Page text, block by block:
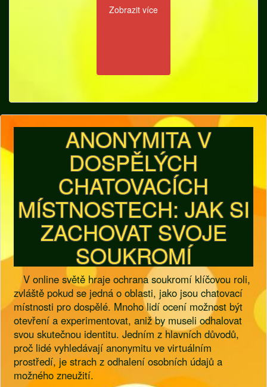
Zobrazit více
ANONYMITA V
DOSPĚLÝCH
CHATOVACÍCH
MÍSTNOSTECH: JAK SI
ZACHOVAT SVOJE
SOUKROMÍ
V online světě hraje ochrana soukromí klíčovou roli,
zvláště pokud se jedná o oblasti, jako jsou chatovací
místnosti pro dospělé. Mnoho lidí ocení možnost být
otevření a experimentovat, aniž by museli odhalovat
svou skutečnou identitu. Jedním z hlavních důvodů,
proč lidé vyhledávají anonymitu ve virtuálním
prostředí, je strach z odhalení osobních údajů a
možného zneužití.